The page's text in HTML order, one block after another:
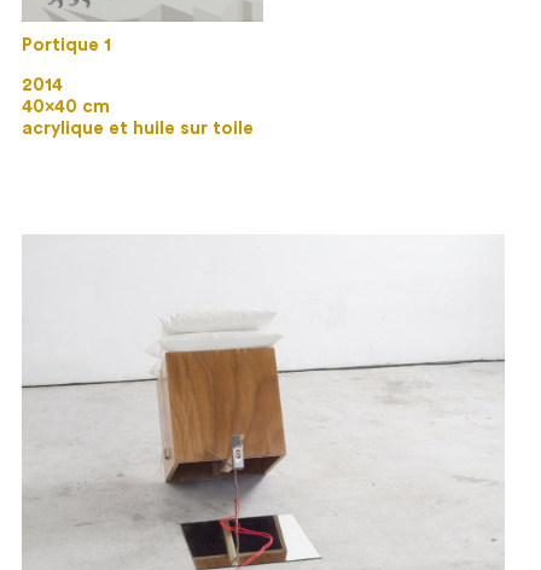
Portique 1
2014
40×40 cm
acrylique et huile sur toile